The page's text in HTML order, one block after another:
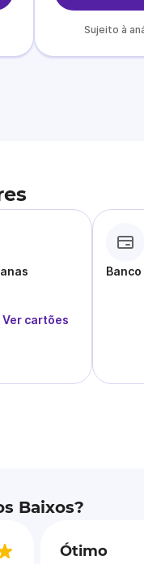
Sujeito à
Ver cartões
Banco
Baixos?
Ótimo